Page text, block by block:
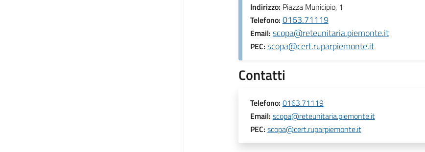
Indirizzo: Piazza Municipio, 1
Telefono: 0163.71119
Email: scopa@reteunitaria.piemonte.it
PEC: scopa@cert.ruparpiemonte.it
Contatti
Telefono: 0163.71119
Email: scopa@reteunitaria.piemonte.it
PEC: scopa@cert.ruparpiemonte.it